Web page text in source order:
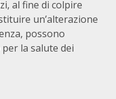
al fine di colpire
un’alterazione
possono
la salute dei